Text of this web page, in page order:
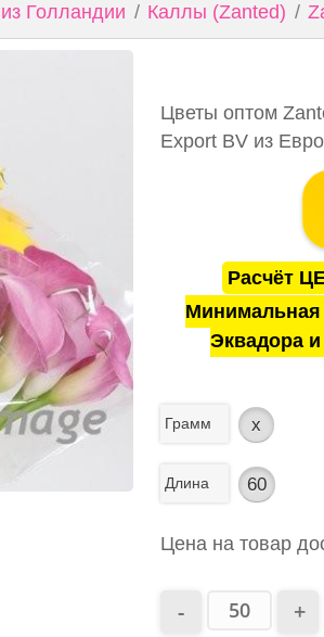
Голландии Каллы (Zanted)
Цветы оптом
Export BV из
Расчёт
Минимальная
Эквадора
Грамм x
Длина 60
Цена на товар